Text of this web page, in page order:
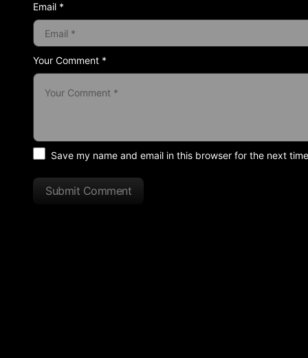
Your Comment *
Email *
Save my name and email in this browser for the next
Submit Comment